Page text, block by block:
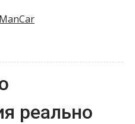
реально